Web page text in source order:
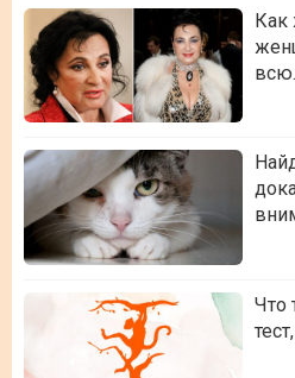
Как
Что